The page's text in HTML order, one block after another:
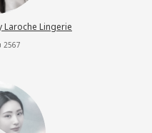
Laroche Lingerie
2567